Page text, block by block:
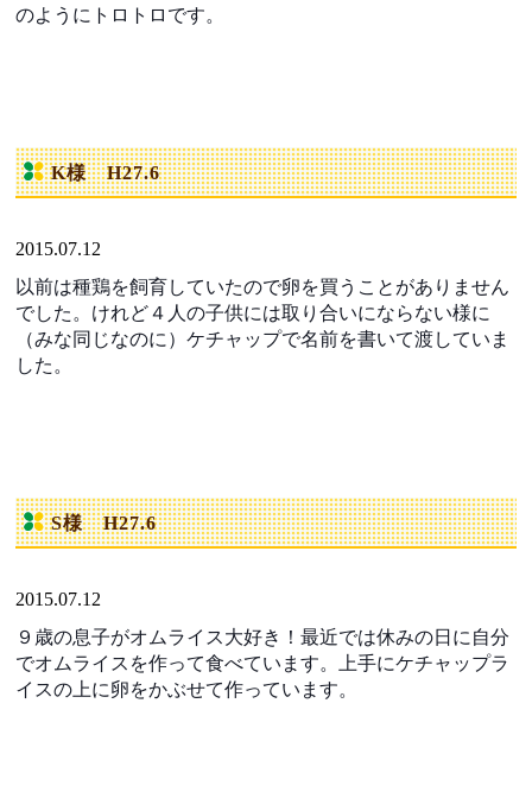
のようにトロトロです。
K様 H27.6
2015.07.12
以前は種鶏を飼育していたので卵を買うことがありません
でした。けれど４人の子供には取り合いにならない様に
（みな同じなのに）ケチャップで名前を書いて渡していま
した。
S様 H27.6
2015.07.12
９歳の息子がオムライス大好き！最近では休みの日に自分
でオムライスを作って食べています。上手にケチャップラ
イスの上に卵をかぶせて作っています。